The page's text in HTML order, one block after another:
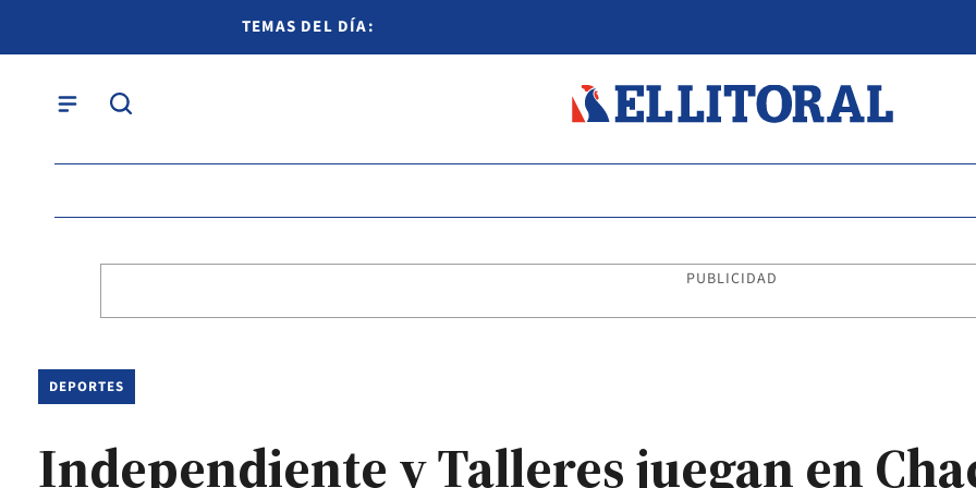
TEMAS DEL DÍA:
PUBLICIDAD
DEPORTES
Independiente y Talleres juegan en